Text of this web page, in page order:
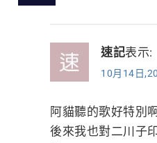
速記表示:
10月14日
阿貓聽的歌好特別
後來我也對二川子